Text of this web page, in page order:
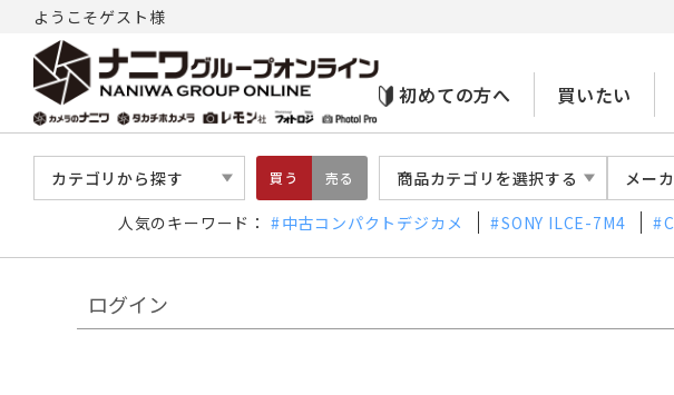
ようこそゲスト様
初めての方へ 買いたい
カテゴリから探す 買う 売る 商品カテゴリを選択する メー
人気のキーワード： 中古コンパクトデジカメ SONY ILCE-7M4
ログイン